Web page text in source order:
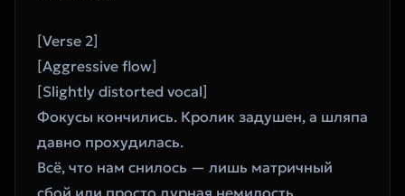
[Verse 2]
[Aggressive flow]
[Slightly distorted vocal]
Фокусы кончились. Кролик задушен, а шляпа
давно прохудилась.
Всё, что нам снилось — лишь матричный
сбой или просто дурная немилость.